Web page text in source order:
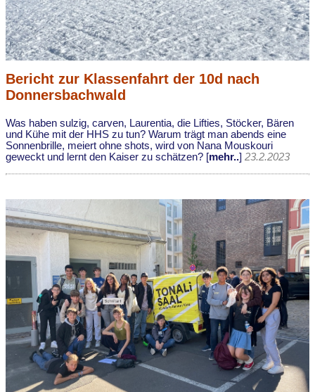
Bericht zur Klassenfahrt der 10d nach
Donnersbachwald
Was haben sulzig, carven, Laurentia, die Lifties, Stöcker, Bären
und Kühe mit der HHS zu tun? Warum trägt man abends eine
Sonnenbrille, meiert ohne shots, wird von Nana Mouskouri
geweckt und lernt den Kaiser zu schätzen? [mehr..] 23.2.2023